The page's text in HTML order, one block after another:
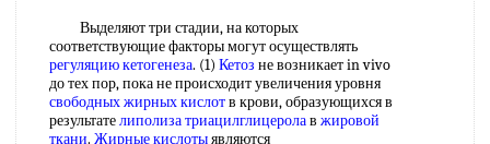
Выделяют три стадии, на которых
соответствующие факторы могут осуществлять
регуляцию кетогенеза. (1) Кетоз не возникает in vivo
до тех пор, пока не происходит увеличения уровня
свободных жирных кислотв крови, образующихся в
результателиполиза триацилглицеролав жировой
ткани. Жирные кислотыявляются